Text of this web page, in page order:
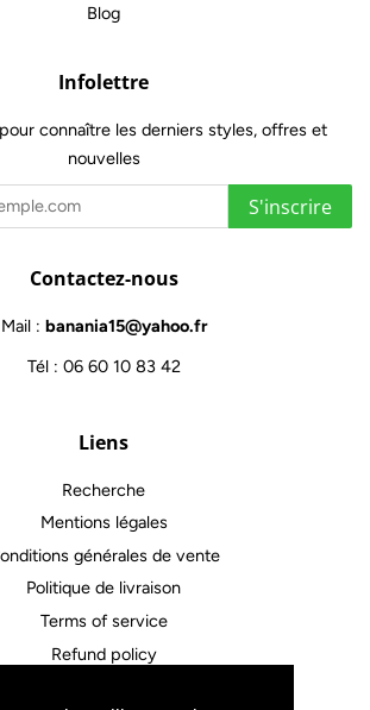
Blog
Infolettre
connaître les derniers styles, offres et
nouvelles
S'inscrire
Contactez-nous
Mail : banania15@yahoo.fr
Tél : 06 60 10 83 42
Liens
Recherche
Mentions légales
générales de vente
Politique de livraison
Terms of service
Refund policy